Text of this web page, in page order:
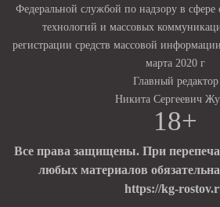
Федеральной службой по надзору в
технологий и массовых
регистрации средств массовой
марта 2020 г
Главный редактор
Никита Сергеевич
18+
Все права защищены. При
любых материалов
https://kg-